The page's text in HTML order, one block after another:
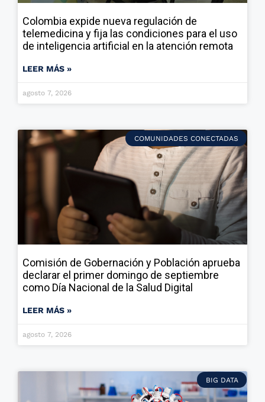
Colombia expide nueva regulación de
telemedicina y fija las condiciones para el uso
de inteligencia artificial en la atención remota
LEER MÁS »
agosto 7, 2026
COMUNIDADES CONECTADAS
Comisión de Gobernación y Población aprueba
declarar el primer domingo de septiembre
como Día Nacional de la Salud Digital
LEER MÁS »
agosto 7, 2026
BIG DATA